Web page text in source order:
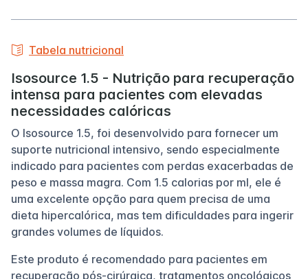
Tabela nutricional
Isosource 1.5 - Nutrição para recuperação
intensa para pacientes com elevadas
necessidades calóricas
O Isosource 1.5, foi desenvolvido para fornecer um
suporte nutricional intensivo, sendo especialmente
indicado para pacientes com perdas exacerbadas de
peso e massa magra. Com 1.5 calorias por ml, ele é
uma excelente opção para quem precisa de uma
dieta hipercalórica, mas tem dificuldades para ingerir
grandes volumes de líquidos.
Este produto é recomendado para pacientes em
recuperação pós-cirúrgica, tratamentos oncológicos